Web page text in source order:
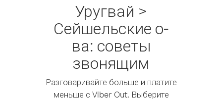
Уругвай >
Сейшельские о-
ва: советы
звонящим
Разговаривайте больше и платите
меньше с Viber Out. Выберите